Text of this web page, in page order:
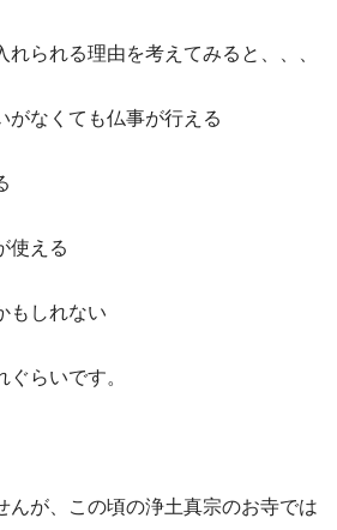
れられる理由を考えてみると、、、
なくても仏事が行える
使える
もしれない
らいです。
んが、この頃の浄土真宗のお寺では